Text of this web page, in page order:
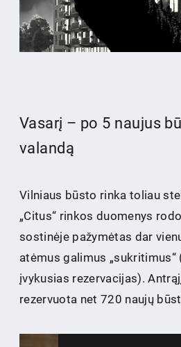
Vasarį – po 5 naujus
valandą
Vilniaus būsto rinka toliau
„Citus“ rinkos duomenys
sostinėje pažymėtas dar
atėmus galimus
įvykusias rezervacijas).
rezervuota net 720 naujų